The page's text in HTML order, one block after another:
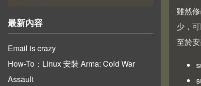
最新內容
Email is crazy
How-To：Linux 安裝 Arma: Cold War
Assault
雖然
少，
至於